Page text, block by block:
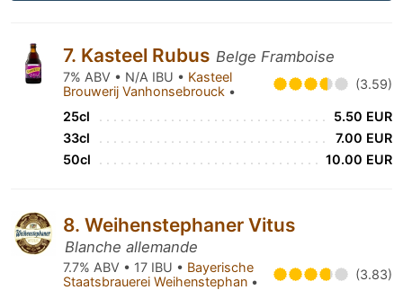
7. Kasteel Rubus Belge Framboise
7% ABV • N/A IBU • Kasteel
Brouwerij Vanhonsebrouck • (3.59)
25cl
5.50 EUR
33cl
7.00 EUR
50cl
10.00 EUR
8. Weihenstephaner Vitus
Blanche allemande
7.7% ABV • 17 IBU • Bayerische
Staatsbrauerei Weihenstephan • (3.83)